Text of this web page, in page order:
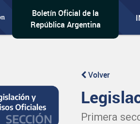
Boletín Oficial de la
República Argentina
Volver
Primera